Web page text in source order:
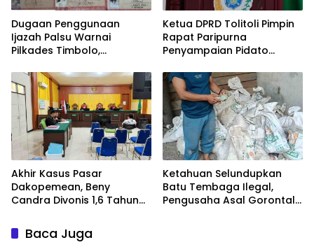
Dugaan Penggunaan
Ijazah Palsu Warnai
Pilkades Timbolo,
Administrasi
Dipertanyakan
Ketua DPRD Tolitoli Pimpin
Rapat Paripurna
Penyampaian Pidato
2025
Akhir Kasus Pasar
Dakopemean, Beny
Candra Divonis 1,6 Tahun
Ketahuan Selundupkan
Batu Tembaga Ilegal,
Pengusaha Asal Gorontalo
Baca Juga